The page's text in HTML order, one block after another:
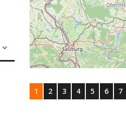
1 2 3 4 5 6 7